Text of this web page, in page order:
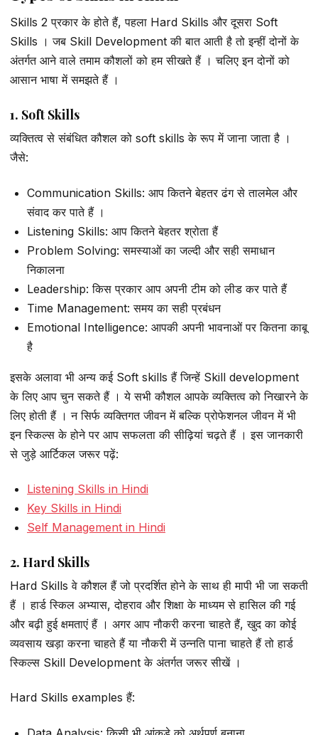
Skills 2 प्रकार के होते हैं, पहला Hard Skills और दूसरा Soft
Skills । जब Skill Development की बात आती है तो इन्हीं दोनों के
अंतर्गत आने वाले तमाम कौशलों को हम सीखते हैं । चलिए इन दोनों को
आसान भाषा में समझते हैं ।
1. Soft Skills
व्यक्तित्व से संबंधित कौशल को soft skills के रूप में जाना जाता है ।
जैसे:
Communication Skills: आप कितने बेहतर ढंग से तालमेल और
संवाद कर पाते हैं ।
Listening Skills: आप कितने बेहतर श्रोता हैं
Problem Solving: समस्याओं का जल्दी और सही समाधान
निकालना
Leadership: किस प्रकार आप अपनी टीम को लीड कर पाते हैं
Time Management: समय का सही प्रबंधन
Emotional Intelligence: आपकी अपनी भावनाओं पर कितना काबू
है
इसके अलावा भी अन्य कई Soft skills हैं जिन्हें Skill development
के लिए आप चुन सकते हैं । ये सभी कौशल आपके व्यक्तित्व को निखारने के
लिए होती हैं । न सिर्फ व्यक्तिगत जीवन में बल्कि प्रोफेशनल जीवन में भी
इन स्किल्स के होने पर आप सफलता की सीढ़ियां चढ़ते हैं । इस जानकारी
से जुड़े आर्टिकल जरूर पढ़ें:
Listening Skills in Hindi
Key Skills in Hindi
Self Management in Hindi
2. Hard Skills
Hard Skills वे कौशल हैं जो प्रदर्शित होने के साथ ही मापी भी जा सकती
हैं । हार्ड स्किल अभ्यास, दोहराव और शिक्षा के माध्यम से हासिल की गई
और बढ़ी हुई क्षमताएं हैं । अगर आप नौकरी करना चाहते हैं, खुद का कोई
व्यवसाय खड़ा करना चाहते हैं या नौकरी में उन्नति पाना चाहते हैं तो हार्ड
स्किल्स Skill Development के अंतर्गत जरूर सीखें ।
Hard Skills examples हैं: